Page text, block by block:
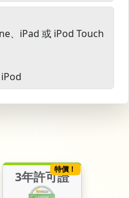
、iPad 或 iPod Touch
特價！
3年許可證